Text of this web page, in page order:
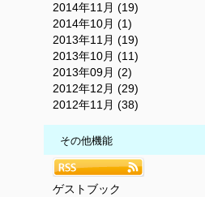
2014年11月 (19)
2014年10月 (1)
2013年11月 (19)
2013年10月 (11)
2013年09月 (2)
2012年12月 (29)
2012年11月 (38)
その他機能
ゲストブック